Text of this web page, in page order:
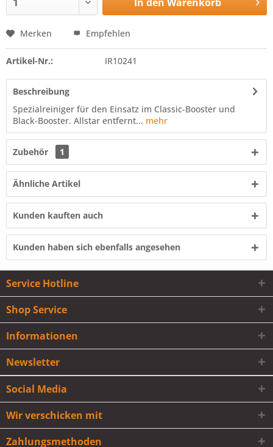
Merken Empfehlen
Artikel-Nr.: IR10241
Beschreibung
Spezialreiniger für den Einsatz im Classic-Booster und
Black-Booster. Allstar entfernt... mehr
Zubehör 1
Ähnliche Artikel
Kunden kauften auch
Kunden haben sich ebenfalls angesehen
Service Hotline
Shop Service
Informationen
Newsletter
Social Media
Wir verschicken mit
Zahlungsmethoden